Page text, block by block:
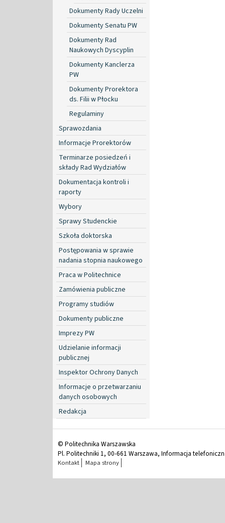
Dokumenty Rady Uczelni
Dokumenty Senatu PW
Dokumenty Rad
Naukowych Dyscyplin
Dokumenty Kanclerza
PW
Dokumenty Prorektora
ds. Filii w Płocku
Regulaminy
Sprawozdania
Informacje Prorektorów
Terminarze posiedzeń i
składy Rad Wydziałów
Dokumentacja kontroli i
raporty
Wybory
Sprawy Studenckie
Szkoła doktorska
Postępowania w sprawie
nadania stopnia naukowego
Praca w Politechnice
Zamówienia publiczne
Programy studiów
Dokumenty publiczne
Imprezy PW
Udzielanie informacji
publicznej
Inspektor Ochrony Danych
Informacje o przetwarzaniu
danych osobowych
Redakcja
© Politechnika Warszawska
Pl. Politechniki 1, 00-661 Warszawa, Informacja
Kontakt Mapa strony